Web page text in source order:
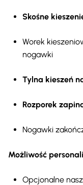
Skośne
Worek
nogawki
Tylna kieszeń
Rozporek
Nogawki
Możliwość
Opcjonalne